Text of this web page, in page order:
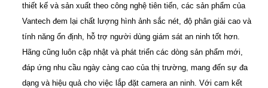
thiết kế và sản xuất theo công nghệ tiên tiến, các sản phẩm của
Vantech đem lại chất lượng hình ảnh sắc nét, độ phân giải cao và
tính năng ổn định, hỗ trợ người dùng giám sát an ninh tốt hơn.
Hãng cũng luôn cập nhật và phát triển các dòng sản phẩm mới,
đáp ứng nhu cầu ngày càng cao của thị trường, mang đến sự đa
dạng và hiệu quả cho việc lắp đặt camera an ninh. Với cam kết